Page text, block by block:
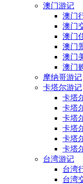
澳门游记
澳门
澳门
澳门
澳门
澳门
澳门
摩纳哥游记
卡塔尔游记
卡塔
卡塔
卡塔
卡塔
卡塔
卡塔
台湾游记
台湾
台湾